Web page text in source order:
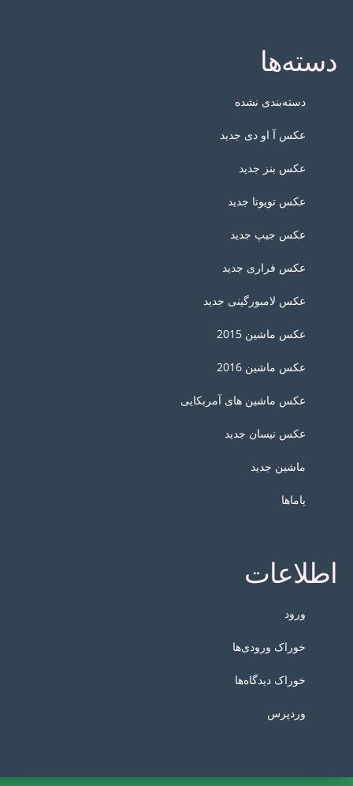
دسته‌ها
دسته‌بندی نشده
عکس آ او دی جدید
عکس بنز جدید
عکس تویوتا جدید
عکس جیپ جدید
عکس فراری جدید
عکس لامبورگینی جدید
عکس ماشین 2015
عکس ماشین 2016
عکس ماشین های آمربکایی
عکس نیسان جدید
ماشین جدید
یاماها
اطلاعات
ورود
خوراک ورودی‌ها
خوراک دیدگاه‌ها
وردپرس